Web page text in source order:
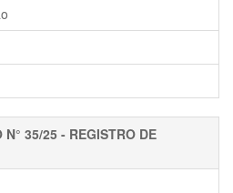
N° 35/25 - REGISTRO DE